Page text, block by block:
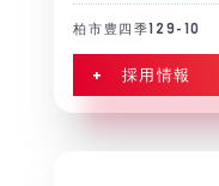
柏市豊四季129-10
+ 採用情報